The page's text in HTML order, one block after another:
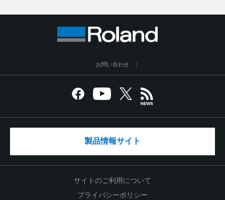
お問い合わせ
製品情報サイト
サイトのご利用について
プライバシーポリシー